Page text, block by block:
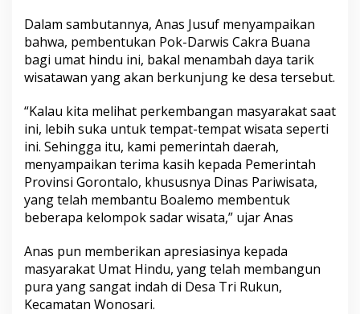
Dalam sambutannya, Anas Jusuf menyampaikan
bahwa, pembentukan Pok-Darwis Cakra Buana
bagi umat hindu ini, bakal menambah daya tarik
wisatawan yang akan berkunjung ke desa tersebut.
“Kalau kita melihat perkembangan masyarakat saat
ini, lebih suka untuk tempat-tempat wisata seperti
ini. Sehingga itu, kami pemerintah daerah,
menyampaikan terima kasih kepada Pemerintah
Provinsi Gorontalo, khususnya Dinas Pariwisata,
yang telah membantu Boalemo membentuk
beberapa kelompok sadar wisata,” ujar Anas
Anas pun memberikan apresiasinya kepada
masyarakat Umat Hindu, yang telah membangun
pura yang sangat indah di Desa Tri Rukun,
Kecamatan Wonosari.